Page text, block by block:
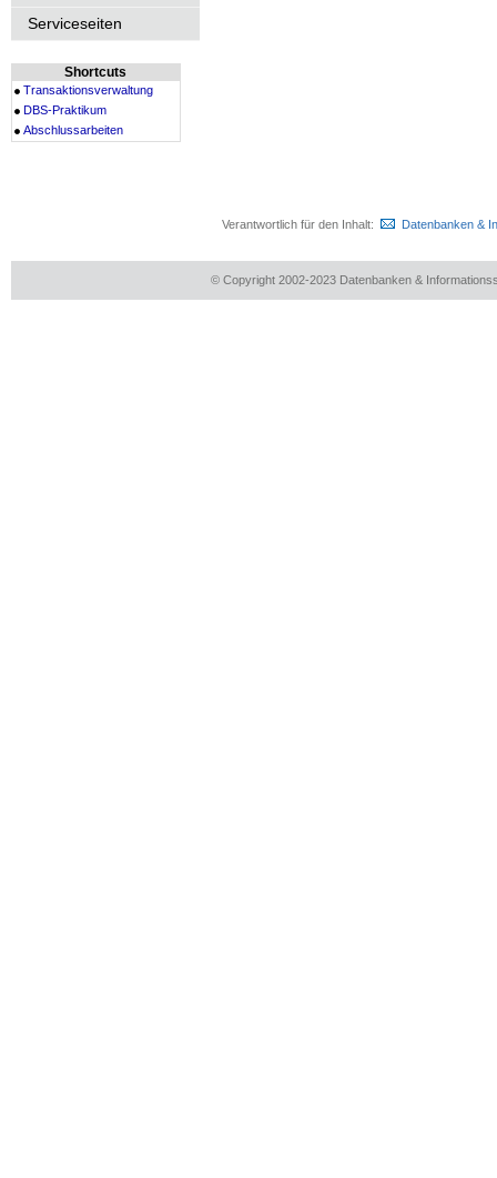
Serviceseiten
Shortcuts
Transaktionsverwaltung
DBS-Praktikum
Abschlussarbeiten
Verantwortlich für den Inhalt: Datenbanken &
© Copyright 2002-2023 Datenbanken &